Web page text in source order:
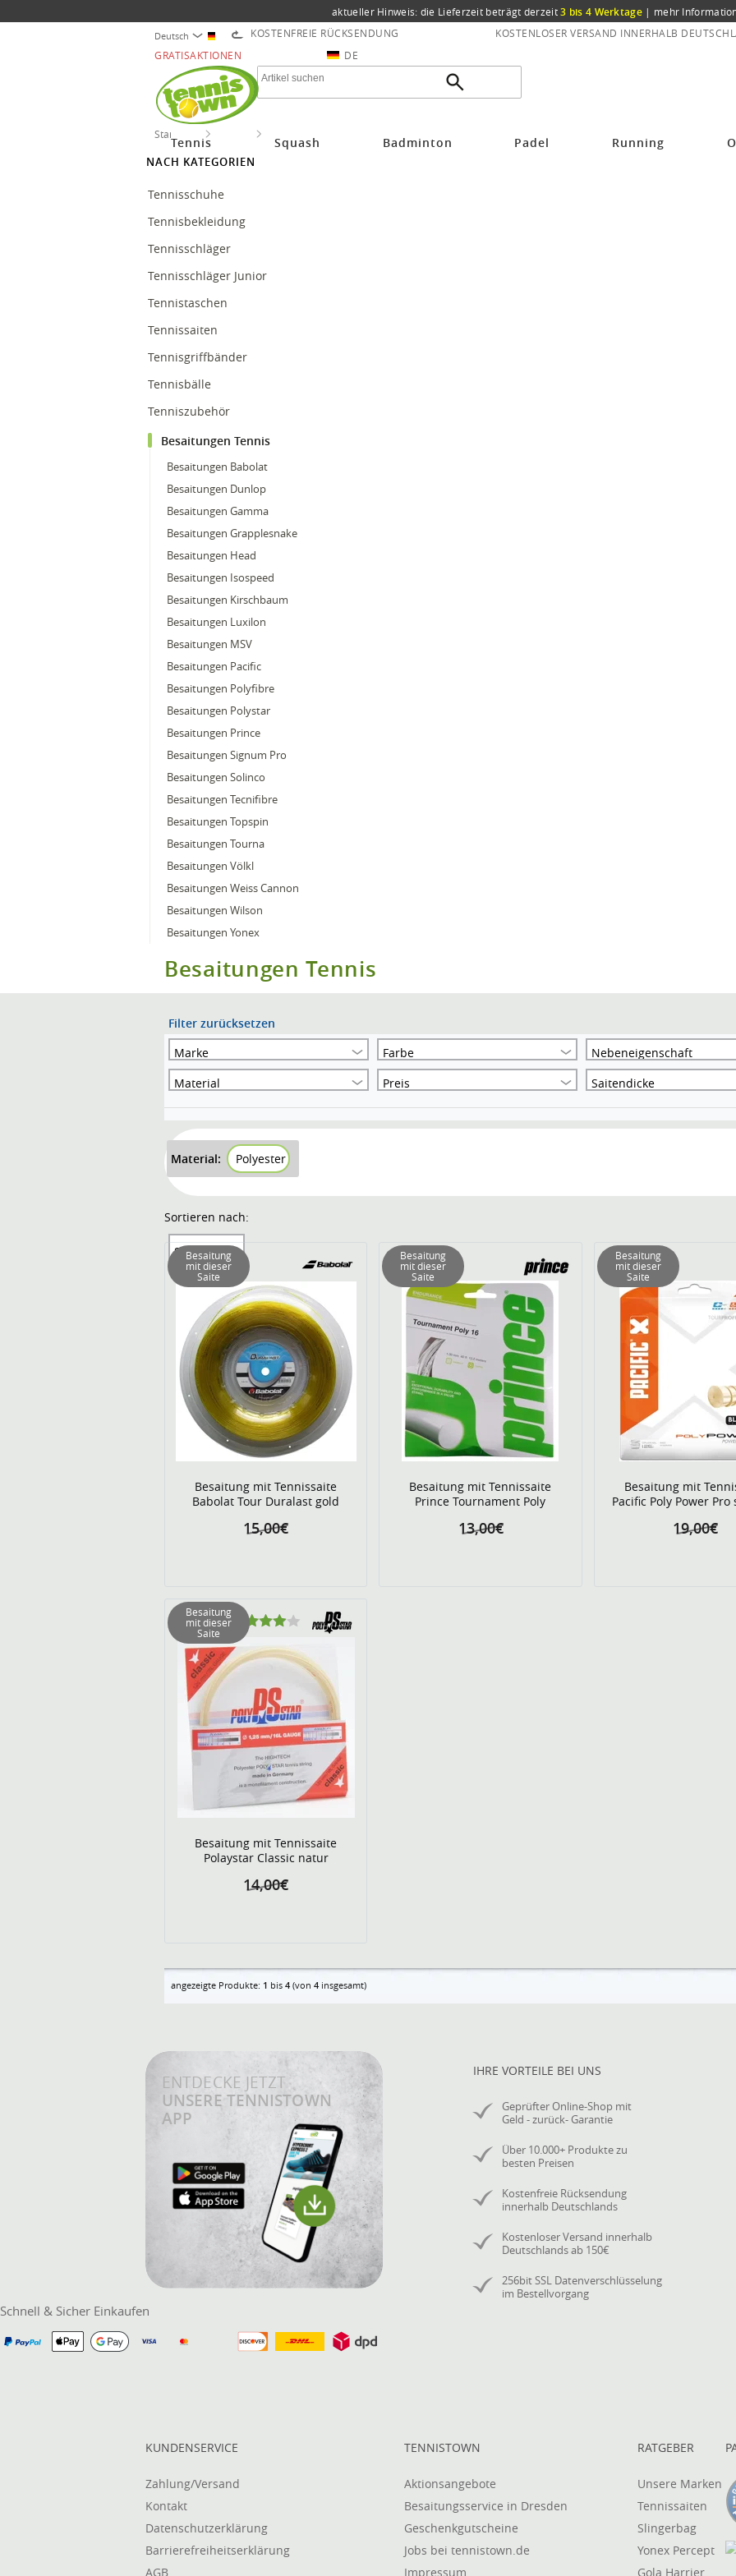
aktueller Hinweis: die Lieferzeit beträgt derzeit3 bis 4 Werktage | mehr
Deutsch KOSTENFREIE RÜCKSENDUNG
KOSTENLOSER VERSAND INNERHALB
GRATISAKTIONEN
DE
Tennis Squash Badminton Padel Running
Startseite
NACH KATEGORIEN
Tennisschuhe
Tennisbekleidung
Tennisschläger
Tennisschläger Junior
Tennistaschen
Tennissaiten
Tennisgriffbänder
Tennisbälle
Tenniszubehör
Besaitungen Tennis
Besaitungen Babolat
Besaitungen Dunlop
Besaitungen Gamma
Besaitungen Grapplesnake
Besaitungen Head
Besaitungen Isospeed
Besaitungen Kirschbaum
Besaitungen Luxilon
Besaitungen MSV
Besaitungen Pacific
Besaitungen Polyfibre
Besaitungen Polystar
Besaitungen Prince
Besaitungen Signum Pro
Besaitungen Solinco
Besaitungen Tecnifibre
Besaitungen Topspin
Besaitungen Tourna
Besaitungen Völkl
Besaitungen Weiss Cannon
Besaitungen Wilson
Besaitungen Yonex
Besaitungen Tennis
Filter zurücksetzen
Marke
Farbe
Nebeneigenschaft
Material
Preis Saitendicke
Material: Polyester
Sortieren nach:
Sortierung
Besaitung mit Tennissaite
Babolat Tour Duralast gold
15,00€
Besaitung
mit dieser
Saite
Besaitung mit Tennissaite
Prince Tournament Poly
13,00€
Besaitung
mit dieser
Saite
Besaitung mit
Pacific Poly Power Pro
19,00€
Besaitung
mit dieser
Saite
Besaitung mit Tennissaite
Polaystar Classic natur
14,00€
Besaitung
mit dieser
Saite
angezeigte Produkte: 1 bis 4 (von 4 insgesamt)
ENTDECKE JETZT
UNSERE TENNISTOWN
APP
IHRE VORTEILE BEI UNS
Geprüfter Online-Shop mit
Geld - zurück- Garantie
Über 10.000+ Produkte zu
besten Preisen
Kostenfreie Rücksendung
innerhalb Deutschlands
Kostenloser Versand innerhalb
Deutschlands ab 150€
256bit SSL Datenverschlüsselung
im Bestellvorgang
Schnell & Sicher Einkaufen
KUNDENSERVICE
Zahlung/Versand
Kontakt
Datenschutzerklärung
Barrierefreiheitserklärung
AGB
TENNISTOWN
Aktionsangebote
Besaitungsservice in Dresden
Geschenkgutscheine
Jobs bei tennistown.de
Impressum
RATGEBER
Unsere Marken
Tennissaiten
Slingerbag
Yonex Percept
Gola Harrier